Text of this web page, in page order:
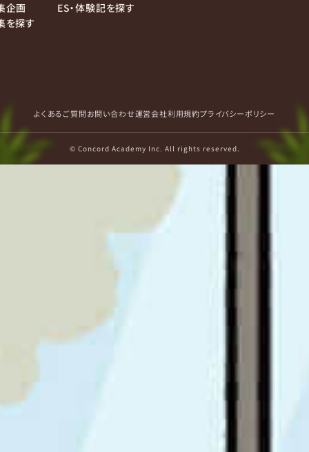
企画
を探す
ES・体験記を探す
よくあるご質問お問い合わせ運営会社利用規約プライバシーポリシー
© Concord Academy Inc. All rights reserved.